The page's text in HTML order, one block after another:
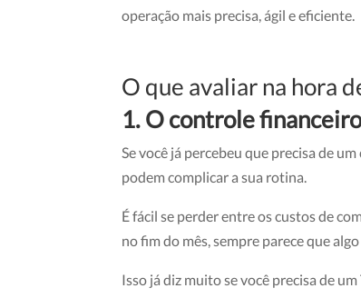
operação mais precisa, ágil e eficiente.
O que avaliar na hora
1. O controle
Se você já percebeu que precisa de
podem complicar a sua rotina.
É fácil se perder entre os custos de
no fim do mês, sempre parece que
Isso já diz muito se você precisa de